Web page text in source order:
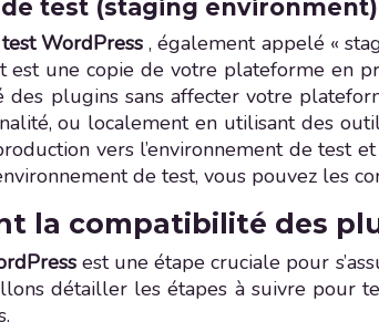
test (staging environment)
WordPress, également appelé «
est une copie de votre plateforme en
plugins sans affecter votre
ou localement en utilisant des
vers l’environnement de test
de test, vous pouvez les
la compatibilité des
est une étape cruciale pour
détailler les étapes à suivre pour